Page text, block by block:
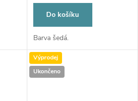
Do košíku
Barva šedá.
Výprodej
Ukončeno